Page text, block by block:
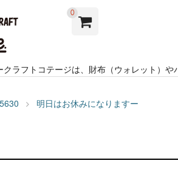
0
ラフトコテージは、財布（ウォレット）や
明日はお休みになりますー